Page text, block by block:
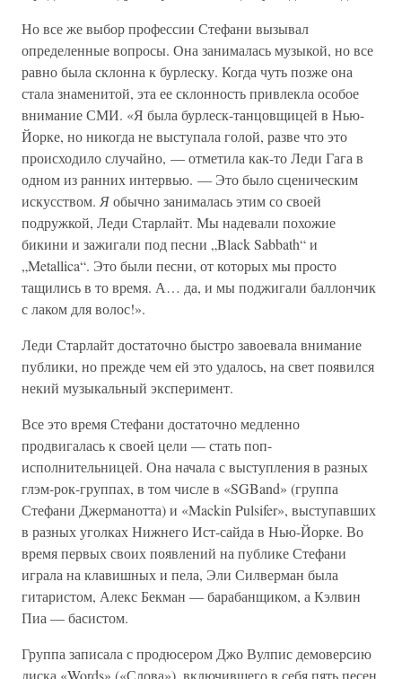
Но все же выбор профессии Стефани вызывал
определенные вопросы. Она занималась музыкой, но все
равно была склонна к бурлеску. Когда чуть позже она
стала знаменитой, эта ее склонность привлекла особое
внимание СМИ. «Я была бурлеск-танцовщицей в Нью-
Йорке, но никогда не выступала голой, разве что это
происходило случайно, — отметила как-то Леди Гага в
одном из ранних интервью. — Это было сценическим
искусством. Яобычно занималась этим со своей
подружкой, Леди Старлайт. Мы надевали похожие
бикини и зажигали под песни „Black Sabbath“ и
„Metallica“. Это были песни, от которых мы просто
тащились в то время. А… да, и мы поджигали баллончик
с лаком для волос!».
Леди Старлайт достаточно быстро завоевала внимание
публики, но прежде чем ей это удалось, на свет появился
некий музыкальный эксперимент.
Все это время Стефани достаточно медленно
продвигалась к своей цели — стать поп-
исполнительницей. Она начала с выступления в разных
глэм-рок-группах, в том числе в «SGBand» (группа
Стефани Джерманотта) и «Mackin Pulsifer», выступавших
в разных уголках Нижнего Ист-сайда в Нью-Йорке. Во
время первых своих появлений на публике Стефани
играла на клавишных и пела, Эли Силверман была
гитаристом, Алекс Бекман — барабанщиком, а Кэлвин
Пиа — басистом.
Группа записала с продюсером Джо Вулпис демоверсию
диска «Words» («Слова»), включившего в себя пять песен.